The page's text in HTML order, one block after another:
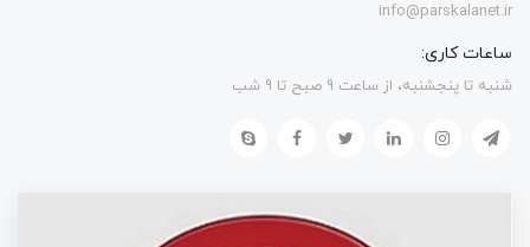
info@parskalanet.ir
ساعات کاری:
شنبه تا پنجشنبه، از ساعت 9 صبح تا 9 شب